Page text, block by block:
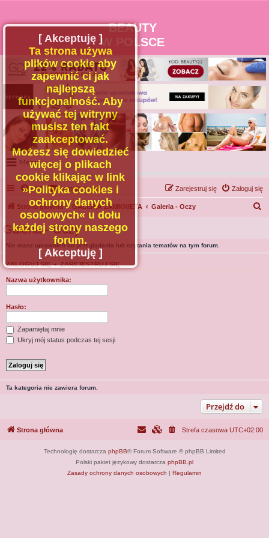
BEAUTY
W POLSCE
Menu
Portal
Facebook
Regulamin
Zapytaj administratora
Kontakt
FAQ Kontakt z nami Zaloguj się
Zarejestruj się
Strona główna GALERIA ZAMKNIETA Galeria - Oczy
Galeria - Oczy
Nie masz uprawnień do przeglądania lub czytania tematów na tym forum.
ZALOGUJ SIĘ•ZAREJESTRUJ SIĘ
Nazwa użytkownika:
Hasło:
Zapamiętaj mnie
Ukryj mój status podczas tej sesji
Ta kategoria nie zawiera forum.
Przejdź do
[ Akceptuję ]
Ta strona używa
plików cookie aby
zapewnić ci jak
najlepszą
funkcjonalność. Aby
używać tej witryny
musisz ten fakt
zaakceptować.
Możesz się dowiedzieć
więcej o plikach
cookie klikając w link
»Polityka cookies i
ochrony danych
osobowych« u dołu
każdej strony naszego
forum.
[ Akceptuję ]
Strona główna Strefa czasowa UTC+02:00
Technologię dostarcza phpBB® Forum Software © phpBB Limited
Polski pakiet językowy dostarcza phpBB.pl
Zasady ochrony danych osobowych | Regulamin